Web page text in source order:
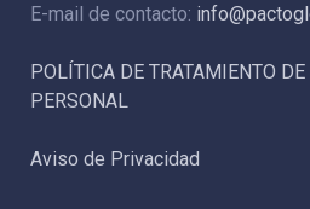
E-mail de contacto:
POLÍTICA DE TRATAMIENTO
PERSONAL
Aviso de Privacidad